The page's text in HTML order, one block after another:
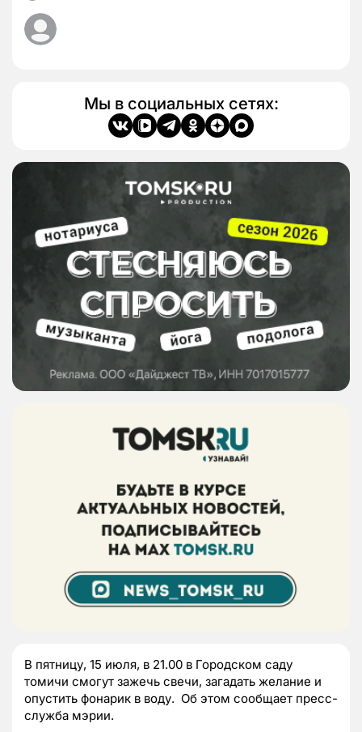
Мы в социальных сетях:
В пятницу, 15 июля, в 21.00 в Городском саду
томичи смогут зажечь свечи, загадать желание и
опустить фонарик в воду. Об этом сообщает пресс-
служба мэрии.